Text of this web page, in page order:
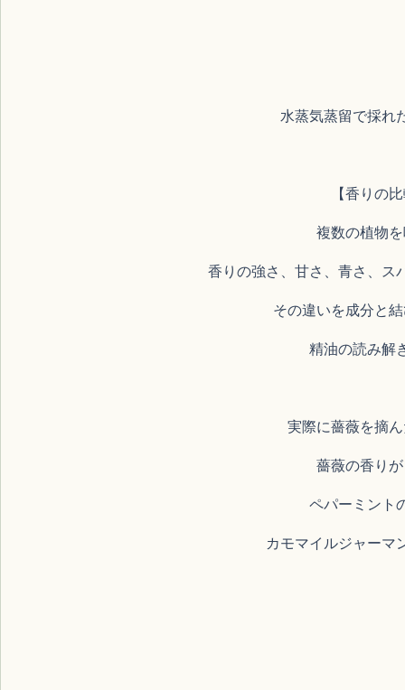
水蒸気蒸留で採れ
【香りの
複数の植物
香りの強さ、甘さ、青さ、ス
その違いを成分と
精油の読み解
実際に薔薇を摘
薔薇の香り
ペパーミント
カモマイルジャーマ